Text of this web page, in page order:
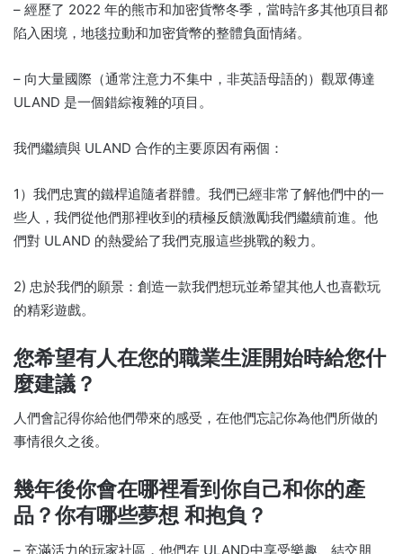
– 經歷了 2022 年的熊市和加密貨幣冬季，當時許多其他項目都
陷入困境，地毯拉動和加密貨幣的整體負面情緒。
– 向大量國際（通常注意力不集中，非英語母語的）觀眾傳達
ULAND 是一個錯綜複雜的項目。
我們繼續與 ULAND 合作的主要原因有兩個：
1）我們忠實的鐵桿追隨者群體。 我們已經非常了解他們中的一
些人，我們從他們那裡收到的積極反饋激勵我們繼續前進。 他
們對 ULAND 的熱愛給了我們克服這些挑戰的毅力。
2) 忠於我們的願景：創造一款我們想玩並希望其他人也喜歡玩
的精彩遊戲。
您希望有人在您的職業生涯開始時給您什
麼建議？
人們會記得你給他們帶來的感受，在他們忘記你為他們所做的
事情很久之後。
幾年後你會在哪裡看到你自己和你的產
品？你有哪些夢想 和抱負？
– 充滿活力的玩家社區，他們在 ULAND中享受樂趣、結交朋